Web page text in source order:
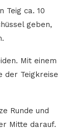
Teig ca. 10
geben,
Mit einem
der Teigkreise
Runde und
Mitte darauf.